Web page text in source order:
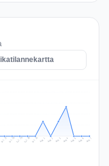
Jul 27 Jul 28 Jul 29 Jul 30 Jul 31 Aug 1 Aug 2 Aug 3 Aug 4 Aug 5 Aug 6 Aug 7